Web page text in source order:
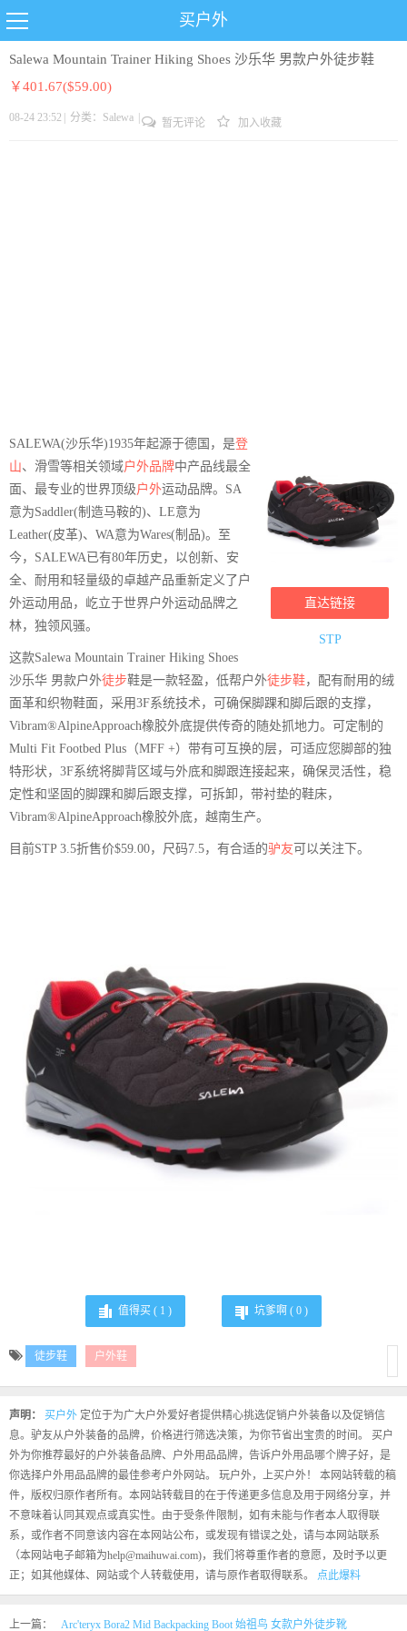
买户外
Salewa Mountain Trainer Hiking Shoes 沙乐华 男款户外徒步鞋
￥401.67($59.00)
08-24 23:52 分类： Salewa 暂无评论 加入收藏
直达链接
STP
SALEWA(沙乐华)1935年起源于德国，是登
山、滑雪等相关领域户外品牌中产品线最全
面、最专业的世界顶级户外运动品牌。SA
意为Saddler(制造马鞍的)、LE意为
Leather(皮革)、WA意为Wares(制品)。至
今，SALEWA已有80年历史，以创新、安
全、耐用和轻量级的卓越产品重新定义了户
外运动用品，屹立于世界户外运动品牌之
林，独领风骚。
这款Salewa Mountain Trainer Hiking Shoes
沙乐华 男款户外徒步鞋是一款轻盈，低帮户外徒步鞋，配有耐用的绒
面革和织物鞋面，采用3F系统技术，可确保脚踝和脚后跟的支撑，
Vibram®AlpineApproach橡胶外底提供传奇的随处抓地力。可定制的
Multi Fit Footbed Plus（MFF +）带有可互换的层，可适应您脚部的独
特形状，3F系统将脚背区域与外底和脚跟连接起来，确保灵活性，稳
定性和坚固的脚踝和脚后跟支撑，可拆卸，带衬垫的鞋床，
Vibram®AlpineApproach橡胶外底，越南生产。
目前STP 3.5折售价$59.00，尺码7.5，有合适的驴友 可以关注下。
值得买 ( 1 ) 坑爹啊 ( 0)
徒步鞋 户外鞋
声明： 买户外 定位于为广大户外爱好者提供精心挑选促销户外装备以及促销信
息。驴友从户外装备的品牌，价格进行筛选决策，为你节省出宝贵的时间。 买户
外为你推荐最好的户外装备品牌、户外用品品牌，告诉户外用品哪个牌子好，是
你选择户外用品品牌的最佳参考户外网站。 玩户外，上买户外！ 本网站转载的稿
件，版权归原作者所有。本网站转载目的在于传递更多信息及用于网络分享，并
不意味着认同其观点或真实性。由于受条件限制，如有未能与作者本人取得联
系，或作者不同意该内容在本网站公布，或发现有错误之处，请与本网站联系
（本网站电子邮箱为help@maihuwai.com)，我们将尊重作者的意愿，及时予以更
正；如其他媒体、网站或个人转载使用，请与原作者取得联系。 点此爆料
上一篇： Arc'teryx Bora2 Mid Backpacking Boot 始祖鸟 女款户外徒步靴